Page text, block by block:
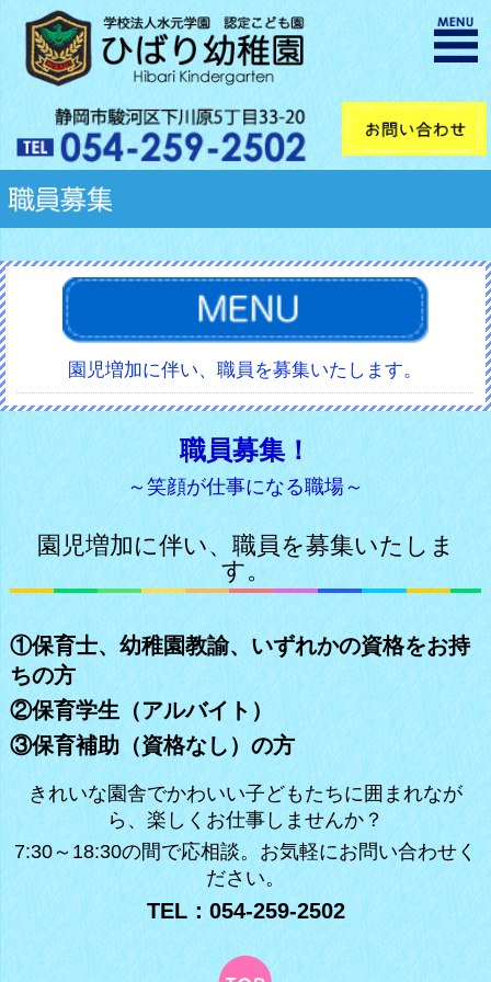
職員募集！
～笑顔が仕事になる職場～
園児増加に伴い、職員を募集いたしま
す。
①保育士、幼稚園教諭、いずれかの資格をお持
ちの方
②保育学生（アルバイト）
③保育補助（資格なし）の方
きれいな園舎でかわいい子どもたちに囲まれなが
ら、楽しくお仕事しませんか？
7:30～18:30の間で応相談。お気軽にお問い合わせく
ださい。
TEL：054-259-2502
園児増加に伴い、職員を募集いたします。